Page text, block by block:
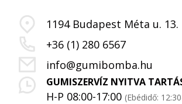
1194 Budapest Méta u. 13.
+36 (1) 280 6567
info@gumibomba.hu
GUMISZERVÍZ NYITVA
H-P 08:00-17:00 (Ebédidő: